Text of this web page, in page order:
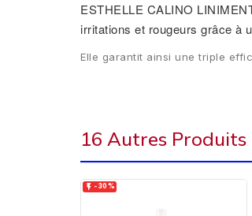
ESTHELLE CALINO
irritations et rougeurs grâce à
Elle garantit ainsi une triple
16 Autres
 -30%